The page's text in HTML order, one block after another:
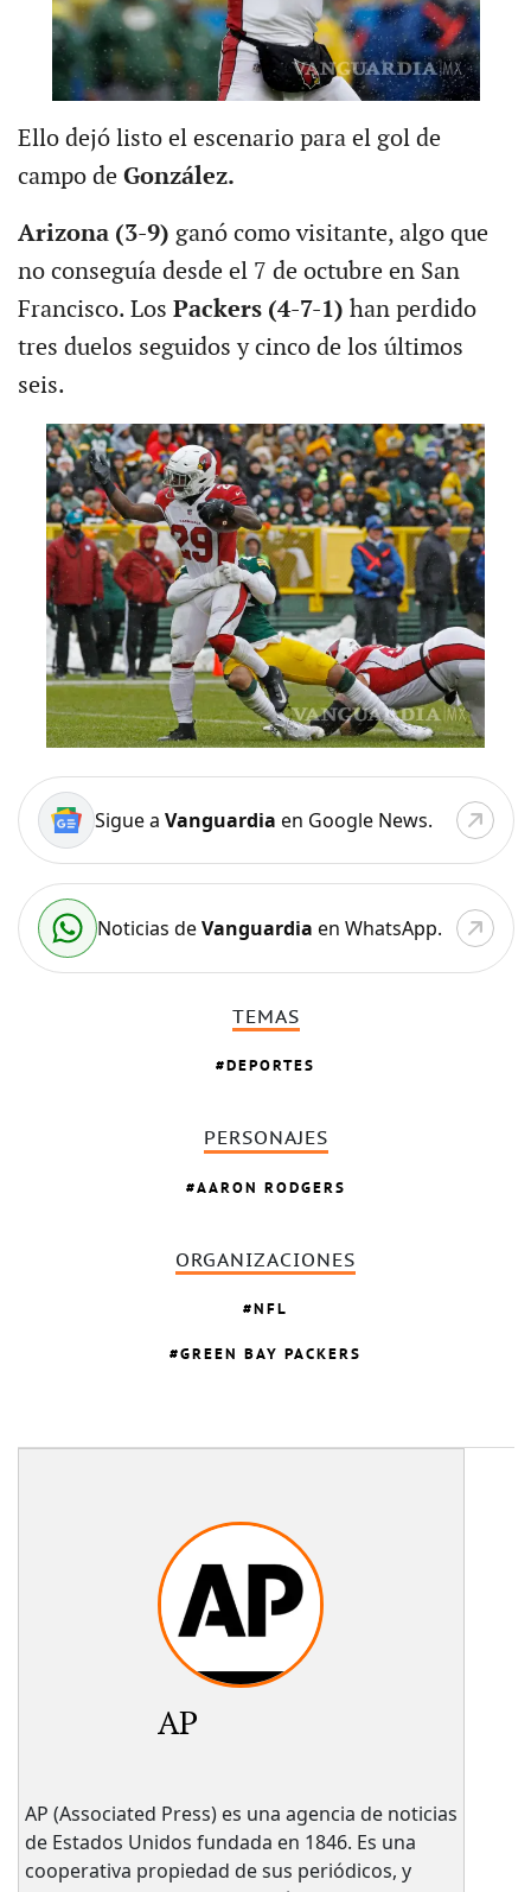
Ello dejó listo el escenario para el gol de
campo deGonzález.
Arizona (3-9) ganó como visitante, algo que
no conseguía desde el 7 de octubre en San
Francisco. Los Packers (4-7-1) han perdido
tres duelos seguidos y cinco de los últimos
seis.
Sigue a Vanguardia en Google News.
Noticias deVanguardia en WhatsApp.
TEMAS
DEPORTES
PERSONAJES
AARON RODGERS
ORGANIZACIONES
NFL
GREEN BAY PACKERS
AP
AP (Associated Press) es una agencia de noticias
de Estados Unidos fundada en 1846. Es una
cooperativa propiedad de sus periódicos, y